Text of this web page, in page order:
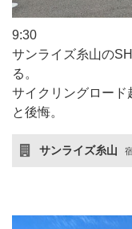
9:30
サンライズ糸山の
る。
サイクリングロード
と後悔。
サンライズ糸山